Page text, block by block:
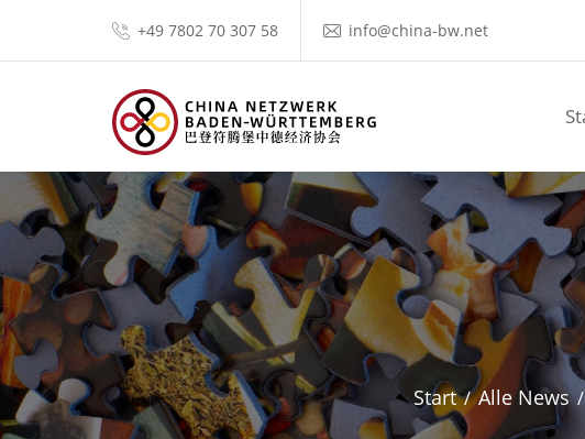
+49 7802 70 307 58 info@china-bw.net
Start Alle News